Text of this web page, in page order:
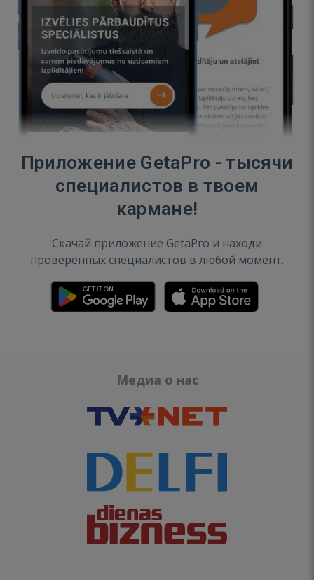
Приложение GetaPro - тысячи
специалистов в твоем
кармане!
Скачай приложение GetaPro и находи
проверенных специалистов в любой момент.
Медиа о нас